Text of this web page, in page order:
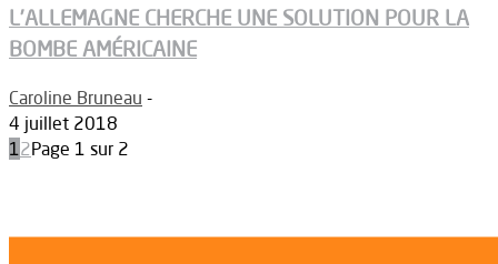
L’ALLEMAGNE CHERCHE UNE SOLUTION POUR LA
BOMBE AMÉRICAINE
Caroline Bruneau -
4 juillet 2018
12Page 1 sur 2